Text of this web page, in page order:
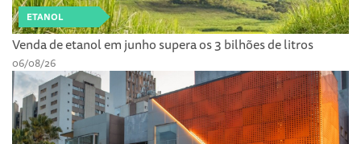
ETANOL
Venda de etanol em junho supera os 3 bilhões de litros
06/08/26